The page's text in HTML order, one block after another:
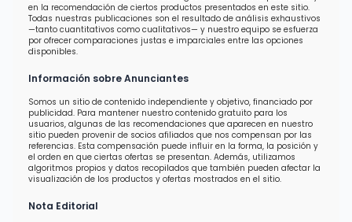
en la recomendación de ciertos productos presentados en este sitio.
Todas nuestras publicaciones son el resultado de análisis exhaustivos
—tanto cuantitativos como cualitativos— y nuestro equipo se esfuerza
por ofrecer comparaciones justas e imparciales entre las opciones
disponibles.
Información sobre Anunciantes
Somos un sitio de contenido independiente y objetivo, financiado por
publicidad. Para mantener nuestro contenido gratuito para los
usuarios, algunas de las recomendaciones que aparecen en nuestro
sitio pueden provenir de socios afiliados que nos compensan por las
referencias. Esta compensación puede influir en la forma, la posición y
el orden en que ciertas ofertas se presentan. Además, utilizamos
algoritmos propios y datos recopilados que también pueden afectar la
visualización de los productos y ofertas mostrados en el sitio.
Nota Editorial